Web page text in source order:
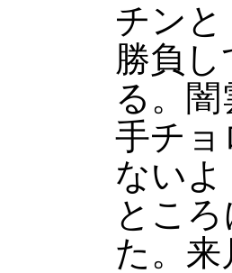
チン
勝負
る。
手チョ
ない
とこ
た。